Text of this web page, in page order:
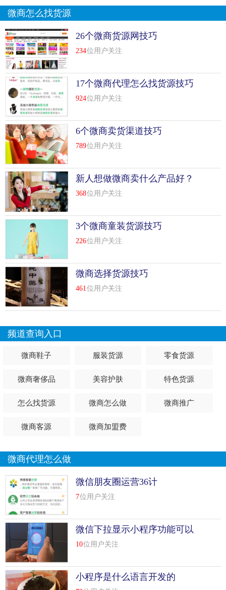
是很多新手微商都有碰到的情况，下面跟小编一起来看下微
商怎么进货。
做微商第一步就要找好货源，选择一种可信赖好品种高质量
的产品才是在微商领域中长久的发展。
通过淘宝或者阿里巴巴
不知大家有没有注意到搜索竞价的产品在淘宝上面基本上都
是有的，那么我们可以在淘宝上面搜索行业词(比如我们想
做：美容，那就搜索这个关键字)，看看淘宝的自然排名和直
通...[查看详情]
top7 做微商怎么在阿里巴巴进货？阿里巴巴微商进
货教程技巧
做微商货源问题一直是新手焦虑的，而阿里巴巴的货源平台
近期被受到微商关注，那么做微商怎么在阿里巴巴进货？跟
小编一起来看下教程。
阿里巴巴微商进货教程
1、阿里巴巴分销商是否需要缴纳费用?
不需要，以代销市场名义收取费用的行为、一律为诈骗行
为。
代销市场定义：
是指为用户提供代销服务和管理的网络交易平台。代销市场
身边快递的增加，物流公司的增多，网购平台的增多......就
加入了微商。那么作为一名微商，想要进货的话，需要掌握
一些什么技巧呢?
第一：货源质量
大家有购物的应该都知道开网店的话，货源的质量是有多重
要吧!作为一名微商的话，其实卖的更加是在质量方面...
详情]
top9 支付宝再发大招，马云真的做微商了技巧
比较近阿里旗下支付宝动作确实不少，先是大张旗鼓对外宣
微商怎么找货源
26个微商货源网技巧
234位用户关注
17个微商代理怎么找货源技巧
924位用户关注
6个微商卖货渠道技巧
789位用户关注
新人想做微商卖什么产品好？
做微商货源从哪里来的
368位用户关注
3个微商童装货源技巧
226位用户关注
微商选择货源技巧
461 位用户关注
频道查询入口
微商鞋子 服装货源 零食货源
微商奢侈品 美容护肤 特色货源
怎么找货源 微商怎么做 微商推广
微商客源 微商加盟费
微商代理怎么做
微信朋友圈运营36计
7位用户关注
微信下拉显示小程序功能可以
关闭吗
10位用户关注
小程序是什么语言开发的